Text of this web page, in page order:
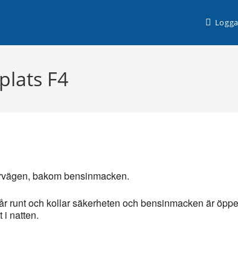
F4
bakom bensinmacken.
runt och kollar säkerheten och bensinmacken är
i natten.
Planera din husbilssemester med